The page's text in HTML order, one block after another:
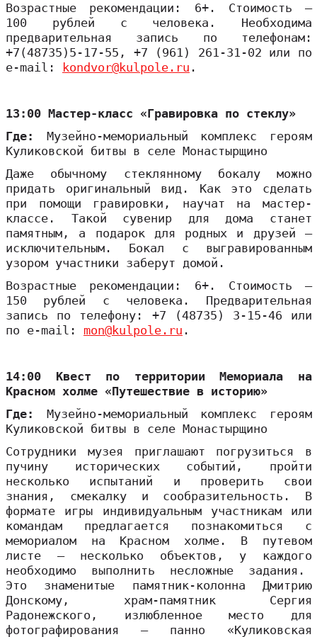
Возрастные рекомендации: 6+. Стоимость –
100 рублей с человека. Необходима
предварительная запись по телефонам:
+7(48735)5-17-55, +7 (961) 261-31-02 или по
e-mail:
kondvor@kulpole.ru .
13:00 Мастер-класс «Гравировка по стеклу»
Где:
Музейно-мемориальный комплекс героям
Куликовской битвы в селе Монастырщино
Даже обычному стеклянному бокалу можно
придать оригинальный вид. Как это сделать
при помощи гравировки, научат на мастер-
классе. Такой сувенир для дома станет
памятным, а подарок для родных и друзей –
исключительным. Бокал с выгравированным
узором участники заберут домой.
Возрастные рекомендации: 6+. Стоимость –
150 рублей с человека. Предварительная
запись по телефону: +7 (48735) 3-15-46 или
по e-mail: mon@kulpole.ru .
14:00 Квест по территории Мемориала на
Красном холме «Путешествие в историю»
Где: Музейно-мемориальный комплекс героям
Куликовской битвы в селе Монастырщино
Сотрудники музея приглашают погрузиться в
пучину исторических событий, пройти
несколько испытаний и проверить свои
знания, смекалку и сообразительность. В
формате игры индивидуальным участникам или
командам предлагается познакомиться с
мемориалом на Красном холме. В путевом
листе – несколько объектов, у каждого
необходимо выполнить несложные задания.
Это знаменитые памятник-колонна Дмитрию
Донскому, храм-памятник Сергия
Радонежского, излюбленное место для
фотографирования – панно «Куликовская